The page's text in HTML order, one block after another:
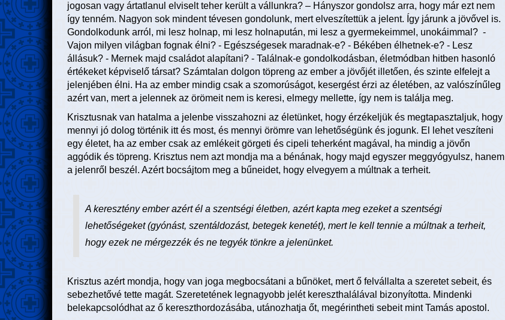
jogosan vagy ártatlanul elviselt teher került a vállunkra? – Hányszor gondolsz arra, hogy már ezt nem
így tenném. Nagyon sok mindent tévesen gondolunk, mert elveszítettük a jelent. Így járunk a jövővel is.
Gondolkodunk arról, mi lesz holnap, mi lesz holnapután, mi lesz a gyermekeimmel, unokáimmal? -
Vajon milyen világban fognak élni? - Egészségesek maradnak-e? - Békében élhetnek-e? - Lesz
állásuk? - Mernek majd családot alapítani? - Találnak-e gondolkodásban, életmódban hitben hasonló
értékeket képviselő társat? Számtalan dolgon töpreng az ember a jövőjét illetően, és szinte elfelejt a
jelenjében élni. Ha az ember mindig csak a szomorúságot, kesergést érzi az életében, az valószínűleg
azért van, mert a jelennek az örömeit nem is keresi, elmegy mellette, így nem is találja meg.
Krisztusnak van hatalma a jelenbe visszahozni az életünket, hogy érzékeljük és megtapasztaljuk, hogy
mennyi jó dolog történik itt és most, és mennyi örömre van lehetőségünk és jogunk. El lehet veszíteni
egy életet, ha az ember csak az emlékeit görgeti és cipeli teherként magával, ha mindig a jövőn
aggódik és töpreng. Krisztus nem azt mondja ma a bénának, hogy majd egyszer meggyógyulsz, hanem
a jelenről beszél. Azért bocsájtom meg a bűneidet, hogy elvegyem a múltnak a terheit.
A keresztény ember azért él a szentségi életben, azért kapta meg ezeket a szentségi
lehetőségeket (gyónást, szentáldozást, betegek kenetét), mert le kell tennie a múltnak a terheit,
hogy ezek ne mérgezzék és ne tegyék tönkre a jelenünket.
Krisztus azért mondja, hogy van joga megbocsátani a bűnöket, mert ő felvállalta a szeretet sebeit, és
sebezhetővé tette magát. Szeretetének legnagyobb jelét kereszthalálával bizonyította. Mindenki
belekapcsolódhat az ő kereszthordozásába, utánozhatja őt, megérintheti sebeit mint Tamás apostol.